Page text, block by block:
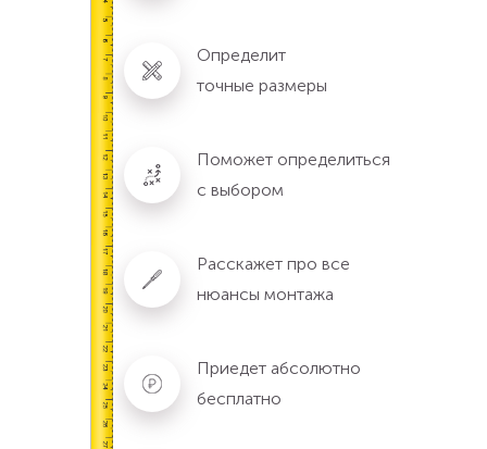
Определит
точные размеры
Поможет определиться
с выбором
Расскажет про все
нюансы монтажа
Приедет абсолютно
бесплатно